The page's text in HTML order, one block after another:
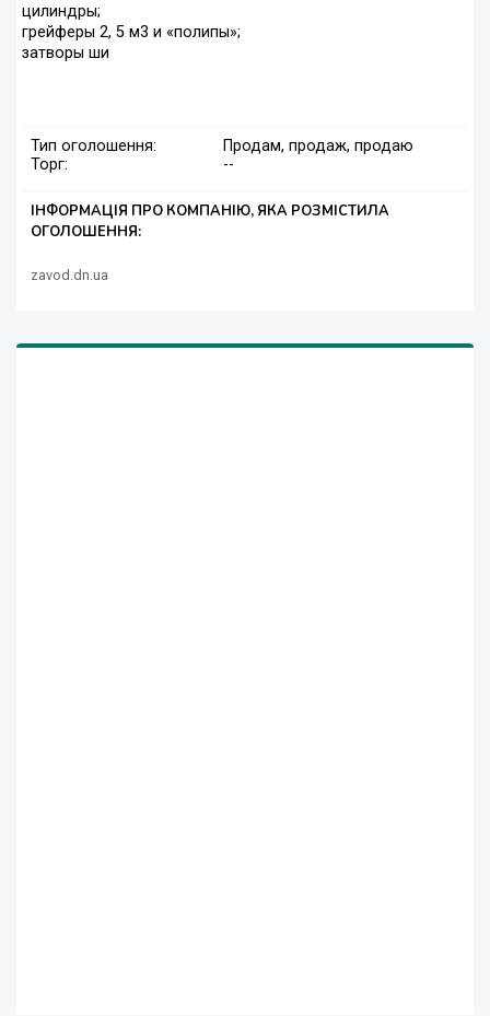
цилиндры;
грейферы 2, 5 м3 и «полипы»;
затворы ши
Тип оголошення:
Продам, продаж, продаю
Торг:
--
ІНФОРМАЦІЯ ПРО КОМПАНІЮ, ЯКА РОЗМІСТИЛА
ОГОЛОШЕННЯ:
zavod.dn.ua